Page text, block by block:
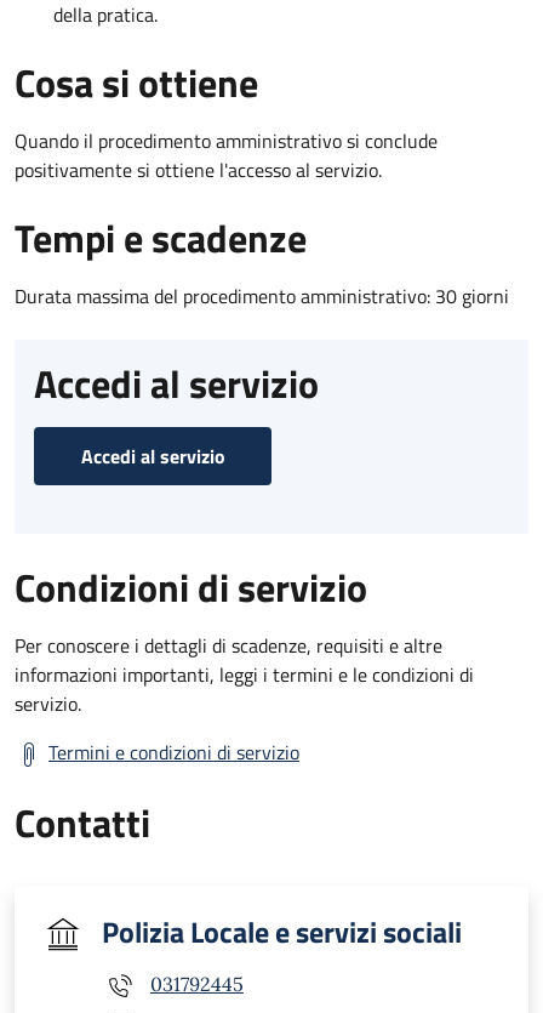
della pratica.
Cosa si ottiene
Quando il procedimento amministrativo si conclude
positivamente si ottiene l'accesso al servizio.
Tempi e scadenze
Durata massima del procedimento amministrativo: 30 giorni
Accedi al servizio
Accedi al servizio
Condizioni di servizio
Per conoscere i dettagli di scadenze, requisiti e altre
informazioni importanti, leggi i termini e le condizioni di
servizio.
Termini e condizioni di servizio
Contatti
Polizia Locale e servizi sociali
031792445